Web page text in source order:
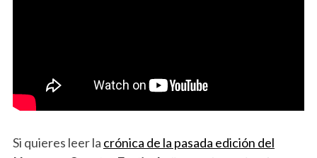
Si quieres leer la crónica de la pasada edición del